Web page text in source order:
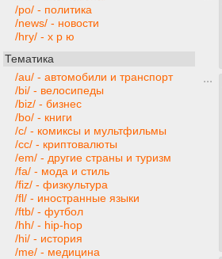
/po/ - политика
/news/ - новости
/hry/ - х р ю
Тематика
/au/ - автомобили и транспорт
/bi/ - велосипеды
/biz/ - бизнес
/bo/ - книги
/c/ - комиксы и мультфильмы
/cc/ - криптовалюты
/em/ - другие страны и туризм
/fa/ - мода и стиль
/fiz/ - физкультура
/fl/ - иностранные языки
/ftb/ - футбол
/hh/ - hip-hop
/hi/ - история
/me/ - медицина